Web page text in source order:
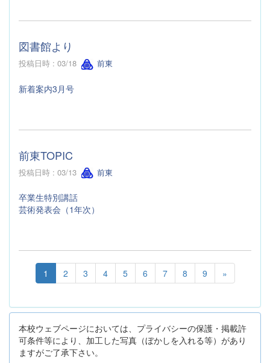
図書館より
投稿日時 : 03/18 前東
新着案内3月号
前東TOPIC
投稿日時 : 03/13 前東
卒業生特別講話
芸術発表会（1年次）
1 2 3 4 5 6 7 8 9 »
本校ウェブページにおいては、プライバシーの保護・掲載許
可条件等により、加工した写真（ぼかしを入れる等）があり
ますがご了承下さい。